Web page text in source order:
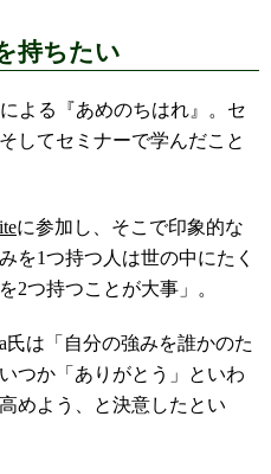
持ちたい
よる『あめのちはれ』。セ
してセミナーで学んだこと
に参加し、そこで印象的な
を1つ持つ人は世の中にたく
2つ持つことが大事」。
は「自分の強みを誰かのた
つか「ありがとう」といわ
めよう、と決意したとい